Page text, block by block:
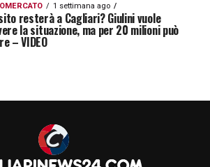
NOSTRE TOP NEWS
1 settimana ago
resterà a Cagliari? Giulini vuole
la situazione, ma per 20 milioni può
– VIDEO